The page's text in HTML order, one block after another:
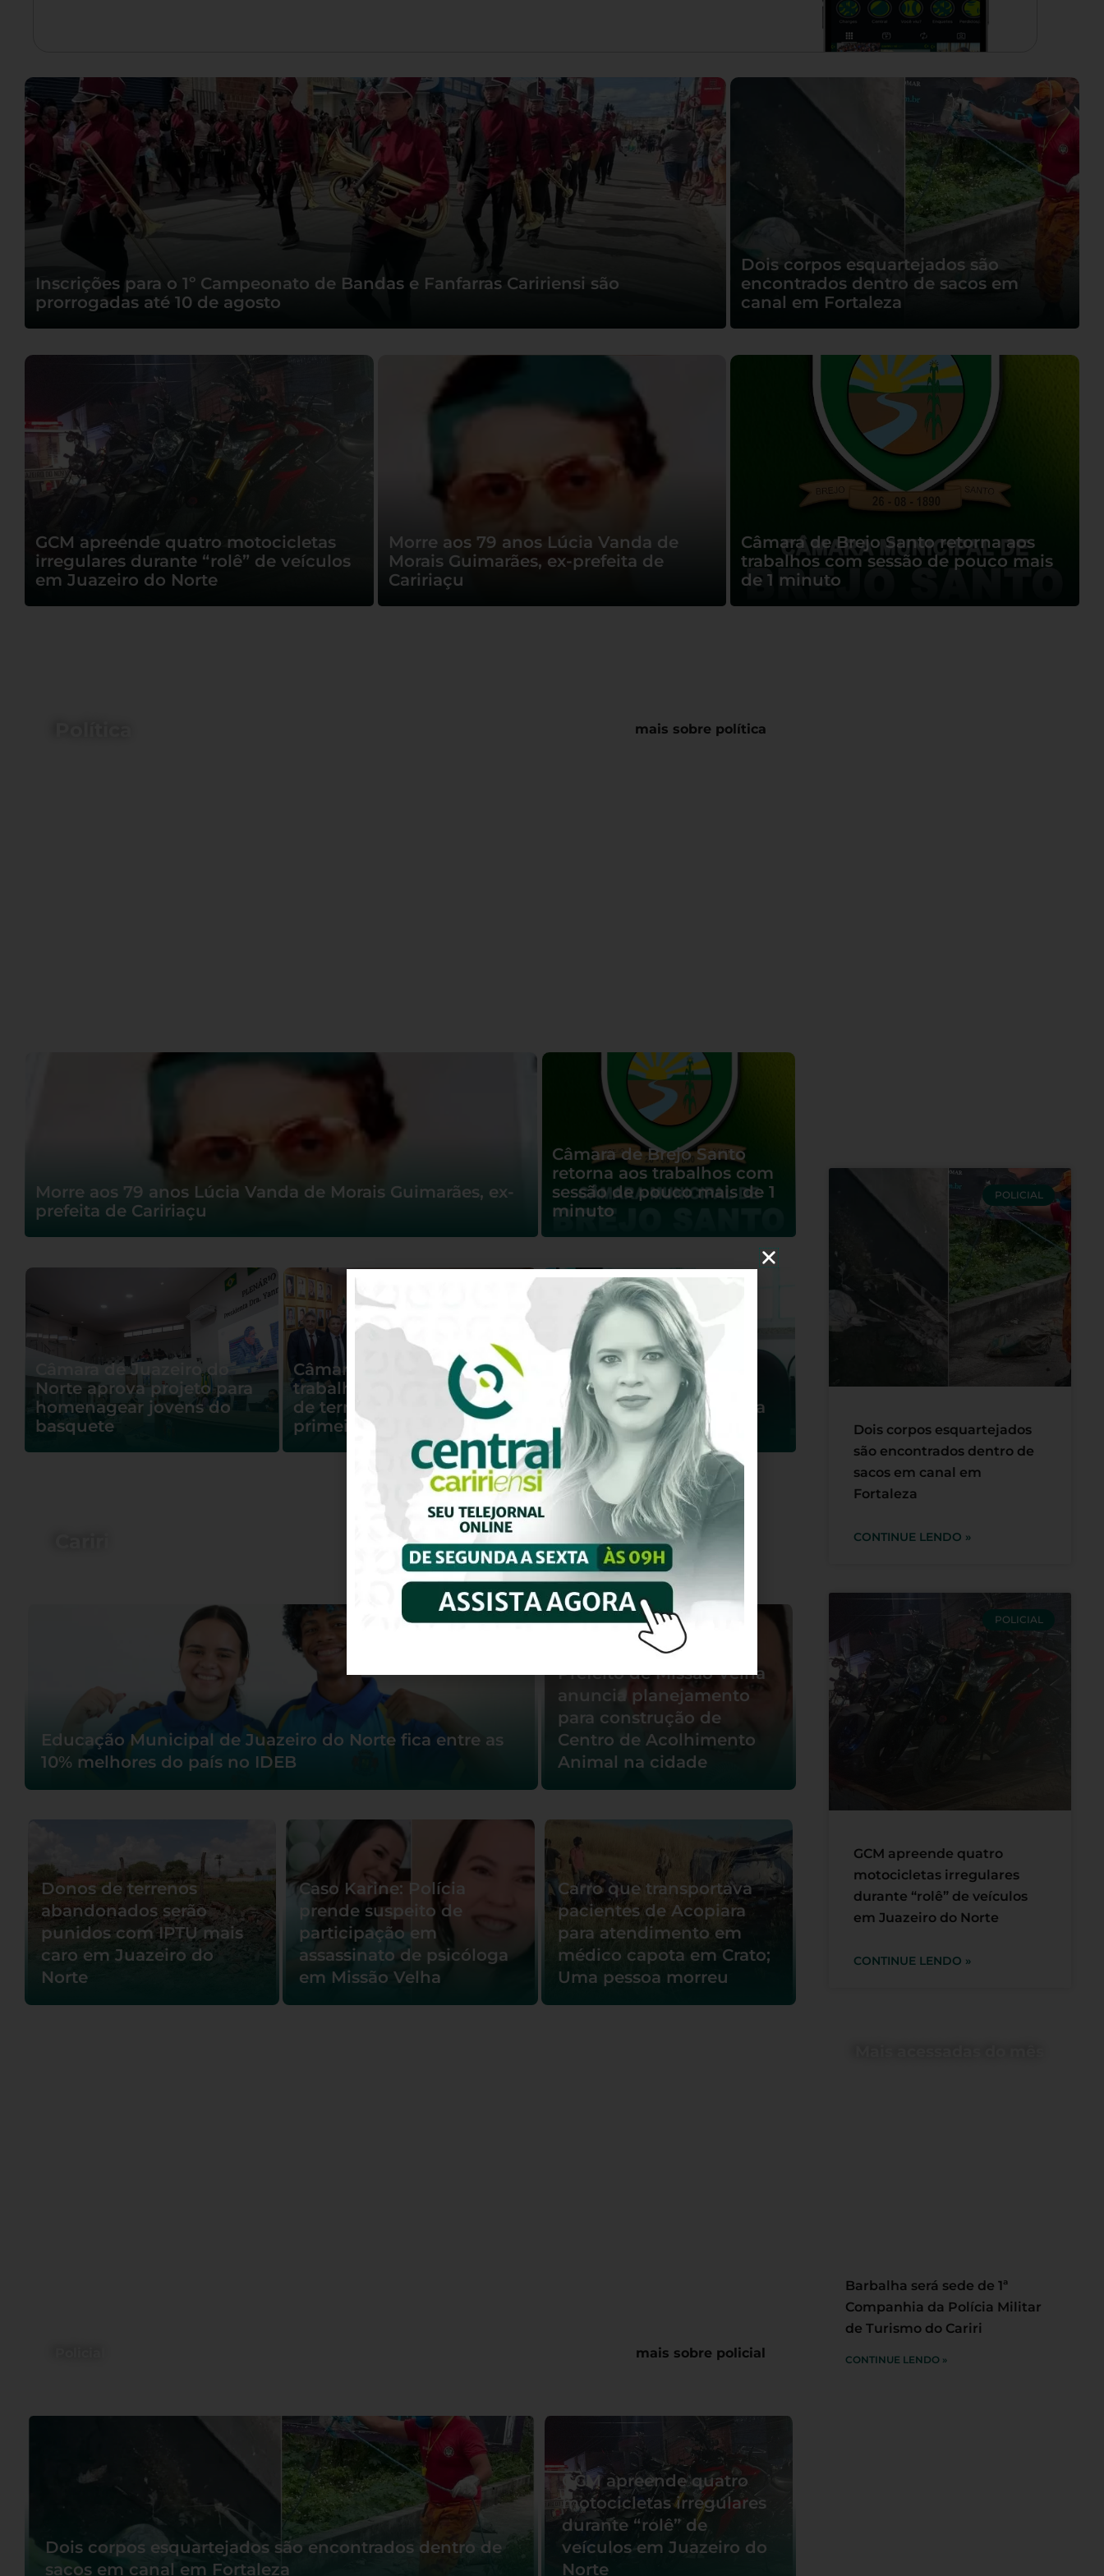
Inscrições para o 1º Campeonato de Bandas e Fanfarras Caririensi são
prorrogadas até 10 de agosto
Dois corpos esquartejados são
encontrados dentro de sacos em
canal em Fortaleza
GCM apreende quatro motocicletas
irregulares durante “rolê” de veículos
em Juazeiro do Norte
Morre aos 79 anos Lúcia Vanda de
Morais Guimarães, ex-prefeita de
Caririaçu
Câmara de Brejo Santo retorna aos
trabalhos com sessão de pouco mais
de 1 minuto
são presas em
flagrante pelo
crime de furto de
energia elétrica
em Crato
mais sobre política
Morre aos 79 anos Lúcia Vanda de Morais Guimarães, ex-
prefeita de Caririaçu
Câmara de Brejo Santo
retorna aos trabalhos com
sessão de pouco mais de 1
minuto
Câmara de Juazeiro do
Norte aprova projeto para
homenagear jovens do
basquete
Câmara do Crato retoma
trabalhos com assinatura
de termo em defesa da
primeira infância
Sem Catiane Landim na
chapa majoritária, Cariri
volta a ficar sem
representante na disputa
pelo Governo do Ceará
mais sobre cariri
Educação Municipal de Juazeiro do Norte fica entre as
10% melhores do país no IDEB
Prefeito de Missão Velha
anuncia planejamento
para construção de
Centro de Acolhimento
Animal na cidade
Donos de terrenos
abandonados serão
punidos com IPTU mais
caro em Juazeiro do
Norte
Caso Karine: Polícia
prende suspeito de
participação em
assassinato de psicóloga
em Missão Velha
Carro que transportava
pacientes de Acopiara
para atendimento em
médico capota em Crato;
Uma pessoa morreu
mais sobre policial
Dois corpos esquartejados são encontrados dentro de
sacos em canal em Fortaleza
GCM apreende quatro
motocicletas irregulares
durante “rolê” de
veículos em Juazeiro do
Norte
POLICIAL
Dois corpos esquartejados
são encontrados dentro de
sacos em canal em
Fortaleza
CONTINUE LENDO »
POLICIAL
GCM apreende quatro
motocicletas irregulares
durante “rolê” de veículos
em Juazeiro do Norte
CONTINUE LENDO »
Barbalha será sede de 1ª
Companhia da Polícia Militar
de Turismo do Cariri
CONTINUE LENDO »